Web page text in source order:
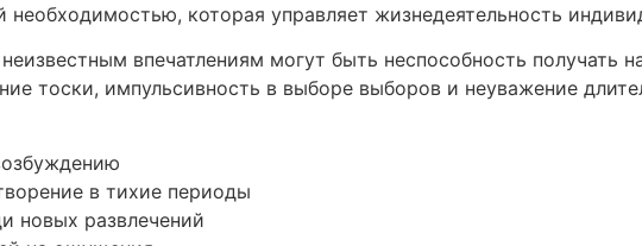
необходимостью, которая управляет жизнедеятельность
впечатлениям могут быть неспособность получать
тоски, импульсивность в выборе выборов и неуважение
в тихие периоды
новых развлечений